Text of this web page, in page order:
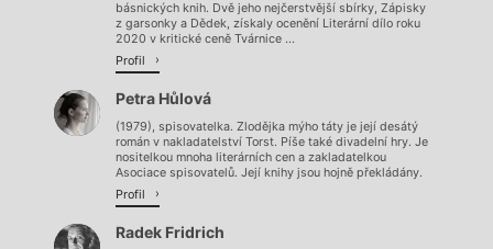
básnických knih. Dvě jeho nejčerstvější sbírky, Zápisky
z garsonky a Dědek, získaly ocenění Literární dílo roku
2020 v kritické ceně Tvárnice ...
Profil
Petra Hůlová
(1979), spisovatelka. Zlodějka mýho táty je její desátý
román v nakladatelství Torst. Píše také divadelní hry. Je
nositelkou mnoha literárních cen a zakladatelkou
Asociace spisovatelů. Její knihy jsou hojně překládány.
Profil
Radek Fridrich